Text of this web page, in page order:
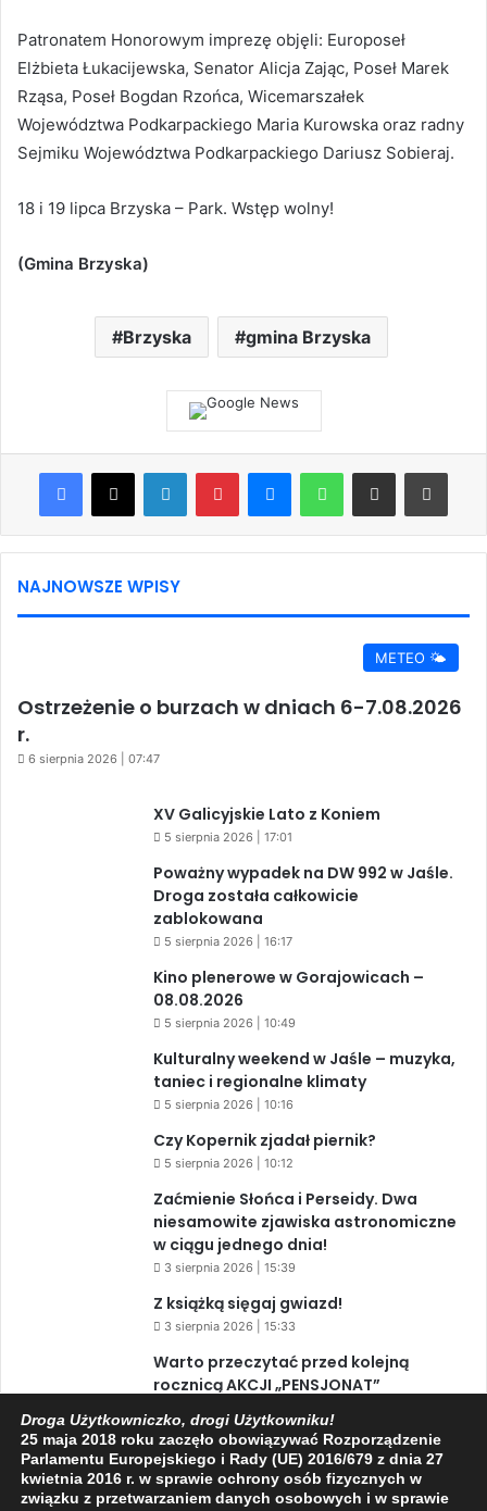
Patronatem Honorowym imprezę objęli: Europoseł
Elżbieta Łukacijewska, Senator Alicja Zając, Poseł Marek
Rząsa, Poseł Bogdan Rzońca, Wicemarszałek
Województwa Podkarpackiego Maria Kurowska oraz radny
Sejmiku Województwa Podkarpackiego Dariusz Sobieraj.
18 i 19 lipca Brzyska – Park. Wstęp wolny!
(Gmina Brzyska)
Brzyska gmina Brzyska
Facebook
X LinkedInPinterestMessengerWhatsAppShare via Email Print
NAJNOWSZE WPISY
METEO 🌤️
Ostrzeżenie o burzach w dniach 6-7.08.2026
r.
6 sierpnia 2026 | 07:47
XV Galicyjskie Lato z Koniem
5 sierpnia 2026 | 17:01
Poważny wypadek na DW 992 w Jaśle.
Droga została całkowicie
zablokowana
5 sierpnia 2026 | 16:17
Kino plenerowe w Gorajowicach –
08.08.2026
5 sierpnia 2026 | 10:49
Kulturalny weekend w Jaśle – muzyka,
taniec i regionalne klimaty
5 sierpnia 2026 | 10:16
Czy Kopernik zjadał piernik?
5 sierpnia 2026 | 10:12
Zaćmienie Słońca i Perseidy. Dwa
niesamowite zjawiska astronomiczne
w ciągu jednego dnia!
3 sierpnia 2026 | 15:39
Z książką sięgaj gwiazd!
3 sierpnia 2026 | 15:33
Warto przeczytać przed kolejną
rocznicą AKCJI „PENSJONAT”
XIV Jasielski Marsz Wolności
31 lipca 2026 | 11:44
Droga Użytkowniczko, drogi Użytkowniku!
25 maja 2018 roku zaczęło obowiązywać Rozporządzenie
Parlamentu Europejskiego i Rady (UE) 2016/679 z dnia 27
kwietnia 2016 r. w sprawie ochrony osób fizycznych w
związku z przetwarzaniem danych osobowych i w sprawie